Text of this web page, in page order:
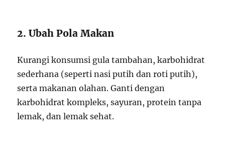
2. Ubah Pola Makan
Kurangi konsumsi gula tambahan, karbohidrat
sederhana (seperti nasi putih dan roti putih),
serta makanan olahan. Ganti dengan
karbohidrat kompleks, sayuran, protein tanpa
lemak, dan lemak sehat.